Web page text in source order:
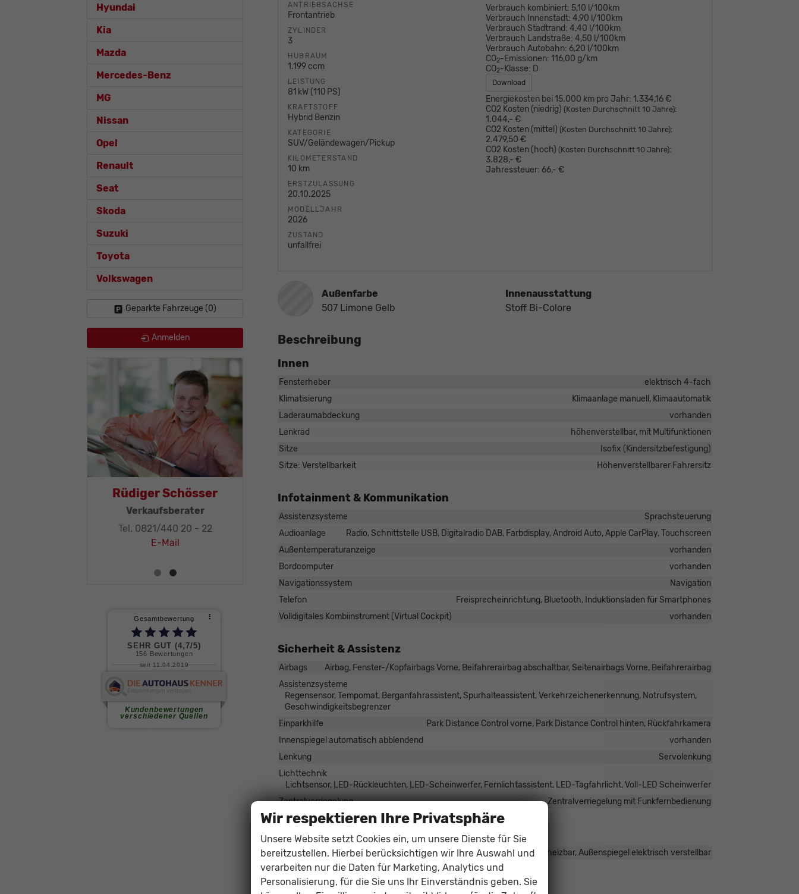
ANTRIEBSACHSE
Frontantrieb
ZYLINDER
3
HUBRAUM
1.199 ccm
LEISTUNG
81 kW (110 PS)
KRAFTSTOFF
Hybrid Benzin
KATEGORIE
SUV/Geländewagen/Pickup
KILOMETERSTAND
10 km
ERSTZULASSUNG
20.10.2025
MODELLJAHR
2026
ZUSTAND
unfallfrei
Verbrauch kombiniert: 5,10 l/100km
Verbrauch Innenstadt: 4,90 l/100km
Verbrauch Stadtrand: 4,40 l/100km
Verbrauch Landstraße: 4,50 l/100km
Verbrauch Autobahn: 6,20 l/100km
CO2-Emissionen: 116,00 g/km
CO2-Klasse: D
Download
Energiekosten bei 15.000 km pro Jahr: 1.334,16 €
CO2 Kosten (niedrig) (Kosten Durchschnitt 10 Jahre):
1.044,- €
CO2 Kosten (mittel) (Kosten Durchschnitt 10 Jahre):
2.479,50 €
CO2 Kosten (hoch) (Kosten Durchschnitt 10 Jahre):
3.828,- €
Jahressteuer: 66,- €
Außenfarbe
507 Limone Gelb
Innenausstattung
Stoff Bi-Colore
Beschreibung
Innen
Fensterheber
elektrisch 4-fach
Klimatisierung
Klimaanlage manuell, Klimaautomatik
Laderaumabdeckung
vorhanden
Lenkrad
höhenverstellbar, mit Multifunktionen
Sitze
Isofix (Kindersitzbefestigung)
Sitze: Verstellbarkeit
Höhenverstellbarer Fahrersitz
Infotainment & Kommunikation
Assistenzsysteme
Sprachsteuerung
Audioanlage
Radio, Schnittstelle USB, Digitalradio DAB, Farbdisplay, Android Auto, Apple CarPlay, Touchscreen
Außentemperaturanzeige
vorhanden
Bordcomputer
vorhanden
Navigationssystem
Navigation
Telefon
Freisprecheinrichtung, Bluetooth, Induktionsladen für Smartphones
Volldigitales Kombiinstrument (Virtual Cockpit)
vorhanden
Sicherheit & Assistenz
Airbags
Airbag, Fenster-/Kopfairbags Vorne, Beifahrerairbag abschaltbar, Seitenairbags Vorne, Beifahrerairbag
Assistenzsysteme
Regensensor, Tempomat, Berganfahrassistent, Spurhalteassistent, Verkehrzeichenerkennung, Notrufsystem,
Geschwindigkeitsbegrenzer
Einparkhilfe
Park Distance Control vorne, Park Distance Control hinten, Rückfahrkamera
Innenspiegel automatisch abblendend
vorhanden
Lenkung
Servolenkung
Lichttechnik
Lichtsensor, LED-Rückleuchten, LED-Scheinwerfer, Fernlichtassistent, LED-Tagfahrlicht, Voll-LED Scheinwerfer
Zentralverriegelung
Zentralverriegelung mit Funkfernbedienung
Außen
Außenspiegel Außenspiegel beheizbar, Außenspiegel elektrisch verstellbar
Räder & Technik
Hyundai
Kia
Mazda
Mercedes-Benz
MG
Nissan
Opel
Renault
Seat
Skoda
Suzuki
Toyota
Volkswagen
Geparkte Fahrzeuge (0)
Anmelden
Thomas Mohr
Geschäftsleitung, KFZ-
Techniker-Meister
Tel. 0821/440 20 - 32
Rüdiger Schösser
Verkaufsberater
Tel. 0821/440 20 - 22
Wir respektieren Ihre Privatsphäre
Unsere Website setzt Cookies ein, um unsere Dienste für Sie
bereitzustellen. Hierbei berücksichtigen wir Ihre Auswahl und
verarbeiten nur die Daten für Marketing, Analytics und
Personalisierung, für die Sie uns Ihr Einverständnis geben. Sie